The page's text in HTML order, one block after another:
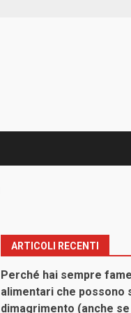
ARTICOLI RECENTI
Perché hai sempre
alimentari che possono
dimagrimento (anche